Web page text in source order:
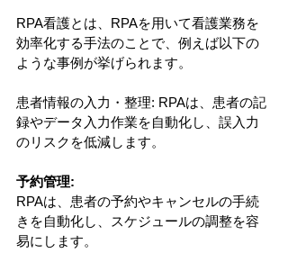
RPA看護とは、RPAを用いて看護業務を
効率化する手法のことで、例えば以下の
ような事例が挙げられます。
患者情報の入力・整理: RPAは、患者の記
録やデータ入力作業を自動化し、誤入力
のリスクを低減します。
予約管理:
RPAは、患者の予約やキャンセルの手続
きを自動化し、スケジュールの調整を容
易にします。